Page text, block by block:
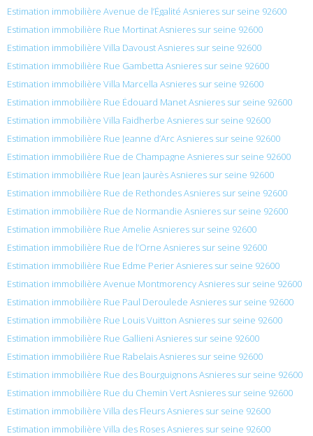
Estimation immobilière Avenue de l’Égalité Asnieres sur seine 92600
Estimation immobilière Rue Mortinat Asnieres sur seine 92600
Estimation immobilière Villa Davoust Asnieres sur seine 92600
Estimation immobilière Rue Gambetta Asnieres sur seine 92600
Estimation immobilière Villa Marcella Asnieres sur seine 92600
Estimation immobilière Rue Édouard Manet Asnieres sur seine 92600
Estimation immobilière Villa Faidherbe Asnieres sur seine 92600
Estimation immobilière Rue Jeanne d’Arc Asnieres sur seine 92600
Estimation immobilière Rue de Champagne Asnieres sur seine 92600
Estimation immobilière Rue Jean Jaurès Asnieres sur seine 92600
Estimation immobilière Rue de Rethondes Asnieres sur seine 92600
Estimation immobilière Rue de Normandie Asnieres sur seine 92600
Estimation immobilière Rue Amelie Asnieres sur seine 92600
Estimation immobilière Rue de l’Orne Asnieres sur seine 92600
Estimation immobilière Rue Edme Perier Asnieres sur seine 92600
Estimation immobilière Avenue Montmorency Asnieres sur seine 92600
Estimation immobilière Rue Paul Deroulede Asnieres sur seine 92600
Estimation immobilière Rue Louis Vuitton Asnieres sur seine 92600
Estimation immobilière Rue Gallieni Asnieres sur seine 92600
Estimation immobilière Rue Rabelais Asnieres sur seine 92600
Estimation immobilière Rue des Bourguignons Asnieres sur seine 92600
Estimation immobilière Rue du Chemin Vert Asnieres sur seine 92600
Estimation immobilière Villa des Fleurs Asnieres sur seine 92600
Estimation immobilière Villa des Roses Asnieres sur seine 92600